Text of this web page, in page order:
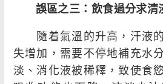
誤區之三：飲食過分求清
隨着氣溫的升高，汗液的
失增加，需要不停地補充水
淡、消化液被稀釋，致使食